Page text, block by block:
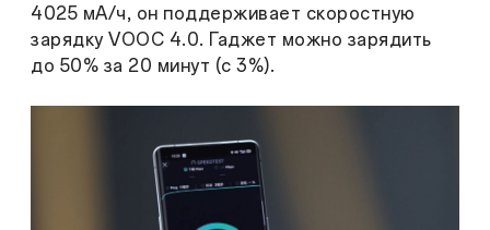
4025 мА/ч, он поддерживает скоростную
зарядку VOOC 4.0. Гаджет можно зарядить
до 50% за 20 минут (с 3%).